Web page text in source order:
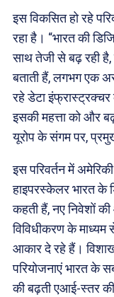
इस विकसित हो रहे
रहा है। “भारत की
साथ तेजी से बढ़ रही
बताती हैं, लगभग एक
रहे डेटा
इसकी महत्ता को और
यूरोप के संगम पर,
इस परिवर्तन में
हाइपरस्केलर भारत के
कहती हैं, नए निवेशों
विविधीकरण के माध्यम
आकार दे रहे हैं।
परियोजनाएं भारत के
की बढ़ती एआई-स्तर